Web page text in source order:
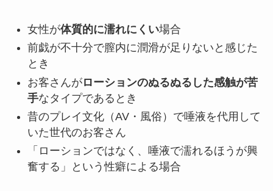
女性が体質的に濡れにくい場合
前戯が不十分で膣内に潤滑が足りないと感じた
とき
お客さんがローションのぬるぬるした感触が苦
手なタイプであるとき
昔のプレイ文化（AV・風俗）で唾液を代用して
いた世代のお客さん
「ローションではなく、唾液で濡れるほうが興
奮する」という性癖による場合